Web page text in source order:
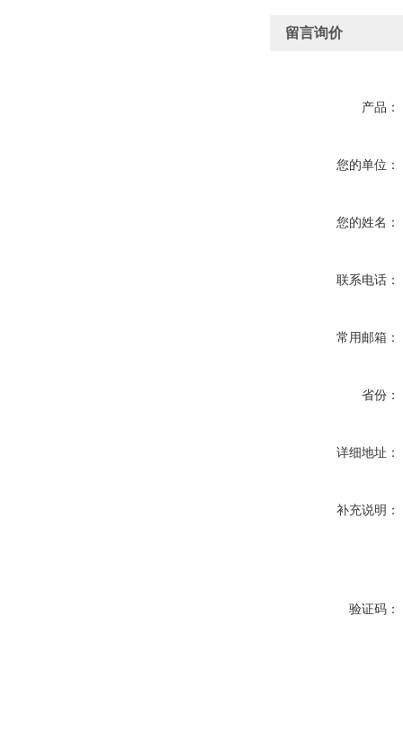
留言询价
产品：
您的单位：
您的姓名：
联系电话：
常用邮箱：
省份：
详细地址：
补充说明：
验证码：